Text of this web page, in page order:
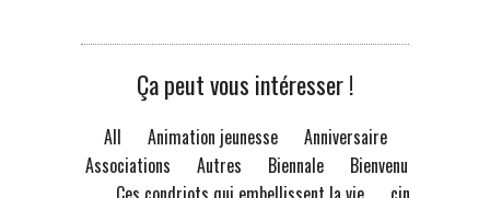
Ça peut vous intéresser !
All Animation jeunesse
Anniversaire
Associations
Autres Biennale
Bienvenue